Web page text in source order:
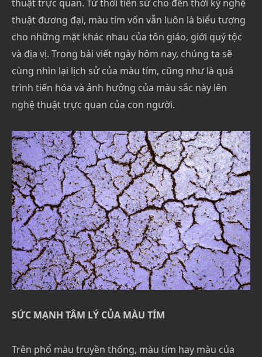
thuật trực quan. Từ thời tiền sử cho đến thời kỳ nghệ
thuật đương đại, màu tím vốn vẫn luôn là biểu tượng
cho những mặt khác nhau của tôn giáo, giới quý tộc
và địa vị. Trong bài viết ngày hôm nay, chúng ta sẽ
cùng nhìn lại lịch sử của màu tím, cũng như là quá
trình tiến hóa và ảnh hưởng của màu sắc này lên
nghệ thuật trực quan của con người.
SỨC MẠNH TÂM LÝ CỦA MÀU TÍM
Trên phổ màu truyền thống, màu tím hay màu của